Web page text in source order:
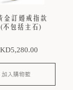
金訂婚戒指款
不包括主石)
5,280.00
加入購物籃